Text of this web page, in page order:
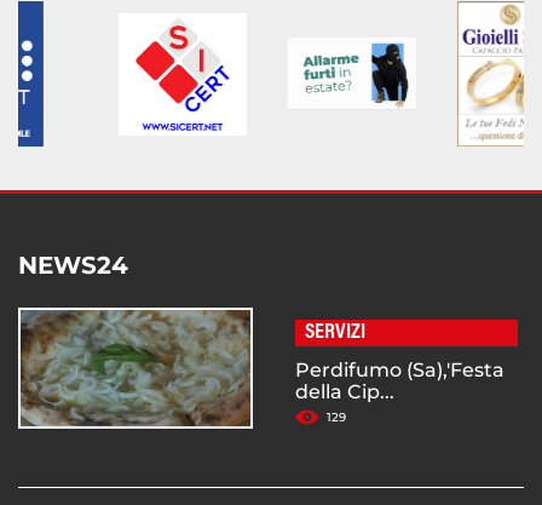
NEWS24
SERVIZI
Perdifumo (Sa),'Festa
della Cip...
129